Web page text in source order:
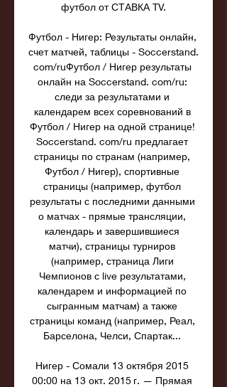
футбол от СТАВКА TV.
Футбол - Нигер: Результаты онлайн,
счет матчей, таблицы - Soccerstand.
com/ruФутбол / Нигер результаты
онлайн на Soccerstand. com/ru:
следи за результатами и
календарем всех соревнований в
Футбол / Нигер на одной странице!
Soccerstand. com/ru предлагает
страницы по странам (например,
Футбол / Нигер), спортивные
страницы (например, футбол
результаты с последними данными
о матчах - прямые трансляции,
календарь и завершившиеся
матчи), страницы турниров
(например, страница Лиги
Чемпионов с live результатами,
календарем и информацией по
сыгранным матчам) а также
страницы команд (например, Реал,
Барселона, Челси, Спартак...
Нигер - Сомали 13 октября 2015
00:00 на 13 окт. 2015 г. — Прямая